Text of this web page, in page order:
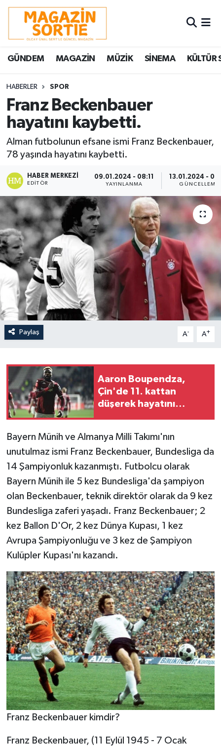
GÜNDEM MAGAZİN MÜZİK SİNEMA KÜLTÜR
HABERLER SPOR
Franz Beckenbauer
hayatını kaybetti.
Alman futbolunun efsane ismi Franz Beckenbauer,
78 yaşında hayatını kaybetti.
HABER MERKEZI
EDITÖR
09.01.2024 - 08:11
YAYINLANMA
13.01.2024 -
GÜNCELLEME
Paylaş A- A+
Aaron Boupendza,
Çin'de 11. kattan
düşerek hayatını
Bayern Münih ve Almanya Milli Takımı'nın
unutulmaz ismi Franz Beckenbauer, Bundesliga da
14 Şampiyonluk kazanmıştı. Futbolcu olarak
Bayern Münih ile 5 kez Bundesliga'da şampiyon
olan Beckenbauer, teknik direktör olarak da 9 kez
Bundesliga zaferi yaşadı. Franz Beckenbauer; 2
kez Ballon D'Or, 2 kez Dünya Kupası, 1 kez
Avrupa Şampiyonluğu ve 3 kez de Şampiyon
Kulüpler Kupası'nı kazandı.
Franz Beckenbauer kimdir?
Franz Beckenbauer, (11 Eylül 1945 - 7 Ocak
Nöbetçi Eczaneler
Hava Durumu
Trafik Durumu
Süper Lig Puan Durumu ve Fikstür
Tüm Manşetler